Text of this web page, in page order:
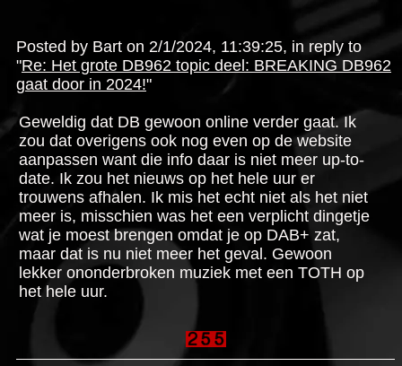
Posted by Bart on 2/1/2024, 11:39:25, in reply to
"Re: Het grote DB962 topic deel: BREAKING DB962
gaat door in 2024!"
Geweldig dat DB gewoon online verder gaat. Ik
zou dat overigens ook nog even op de website
aanpassen want die info daar is niet meer up-to-
date. Ik zou het nieuws op het hele uur er
trouwens afhalen. Ik mis het echt niet als het niet
meer is, misschien was het een verplicht dingetje
wat je moest brengen omdat je op DAB+ zat,
maar dat is nu niet meer het geval. Gewoon
lekker ononderbroken muziek met een TOTH op
het hele uur.